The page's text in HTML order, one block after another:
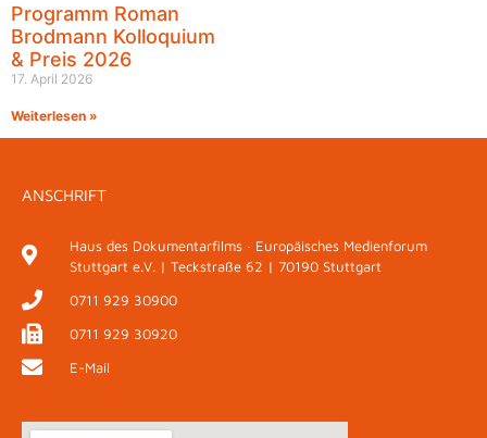
Programm Roman
Brodmann Kolloquium
& Preis 2026
17. April 2026
Weiterlesen »
ANSCHRIFT
Haus des Dokumentarfilms · Europäisches Medienforum
Stuttgart e.V. | Teckstraße 62 | 70190 Stuttgart
0711 929 30900
0711 929 30920
E-Mail